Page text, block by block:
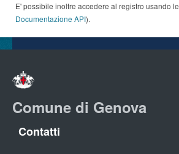
E' possibile inoltre accedere al registro usando le
Documentazione API).
Comune di Genova
Contatti